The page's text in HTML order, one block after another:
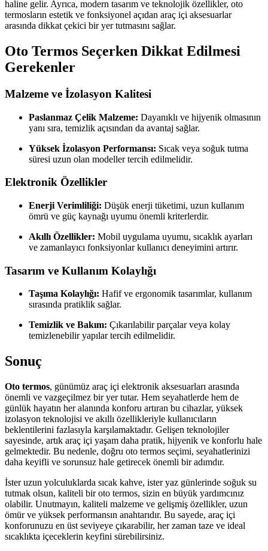
haline gelir. Ayrıca, modern tasarım ve teknolojik özellikler, oto
termosların estetik ve fonksiyonel açıdan araç içi aksesuarlar
arasında dikkat çekici bir yer tutmasını sağlar.
Oto Termos Seçerken Dikkat Edilmesi
Gerekenler
Malzeme ve İzolasyon Kalitesi
Paslanmaz Çelik Malzeme: Dayanıklı ve hijyenik olmasının
yanı sıra, temizlik açısından da avantaj sağlar.
Yüksek İzolasyon Performansı: Sıcak veya soğuk tutma
süresi uzun olan modeller tercih edilmelidir.
Elektronik Özellikler
Enerji Verimliliği: Düşük enerji tüketimi, uzun kullanım
ömrü ve güç kaynağı uyumu önemli kriterlerdir.
Akıllı Özellikler: Mobil uygulama uyumu, sıcaklık ayarları
ve zamanlayıcı fonksiyonlar kullanıcı deneyimini artırır.
Tasarım ve Kullanım Kolaylığı
Taşıma Kolaylığı: Hafif ve ergonomik tasarımlar, kullanım
sırasında pratiklik sağlar.
Temizlik ve Bakım: Çıkarılabilir parçalar veya kolay
temizlenebilir yapılar tercih edilmelidir.
Sonuç
Oto termos, günümüz araç içi elektronik aksesuarları arasında
önemli ve vazgeçilmez bir yer tutar. Hem seyahatlerde hem de
günlük hayatın her alanında konforu artıran bu cihazlar, yüksek
izolasyon teknolojisi ve akıllı özellikleriyle kullanıcıların
beklentilerini fazlasıyla karşılamaktadır. Gelişen teknolojiler
sayesinde, artık araç içi yaşam daha pratik, hijyenik ve konforlu hale
gelmektedir. Bu nedenle, doğru oto termos seçimi, seyahatlerinizi
daha keyifli ve sorunsuz hale getirecek önemli bir adımdır.
İster uzun yolculuklarda sıcak kahve, ister yaz günlerinde soğuk su
tutmak olsun, kaliteli bir oto termos, sizin en büyük yardımcınız
olabilir. Unutmayın, kaliteli malzeme ve gelişmiş özellikler, uzun
ömür ve yüksek performansın anahtarıdır. Bu sayede, araç içi
konforunuzu en üst seviyeye çıkarabilir, her zaman taze ve ideal
sıcaklıkta içeceklerin keyfini sürebilirsiniz.